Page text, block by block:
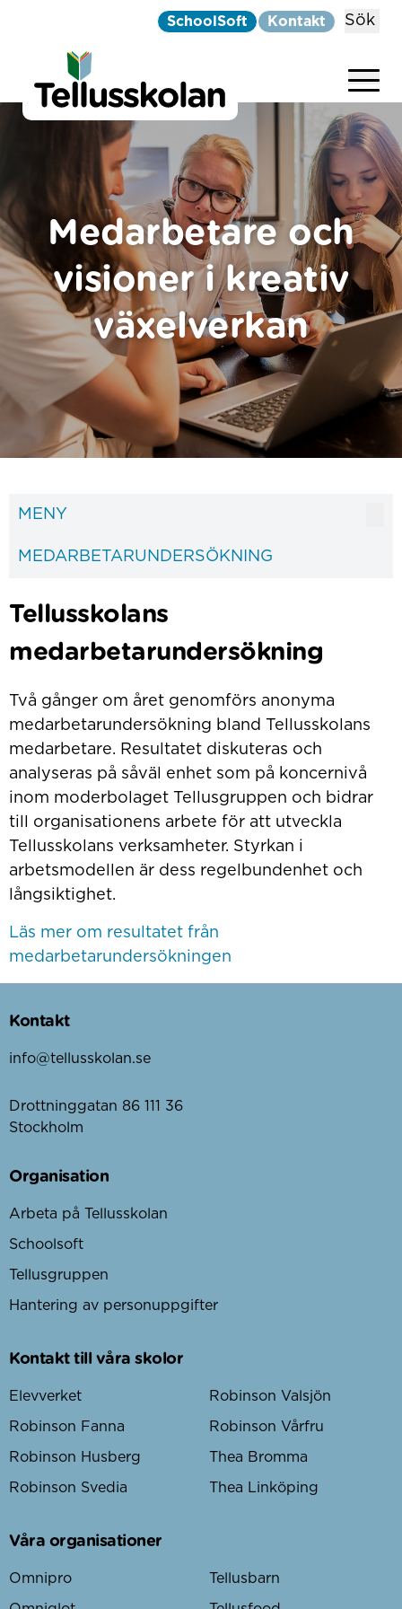
SchoolSoft Kontakt Sök
Hoppa till innehåll
Telluskolan
Medarbetare och
visioner i kreativ
växelverkan
Tellusskolans
medarbetarundersökning
Två gånger om året genomförs anonyma
medarbetarundersökning bland Tellusskolans
medarbetare. Resultatet diskuteras och
analyseras på såväl enhet som på koncernivå
inom moderbolaget Tellusgruppen och bidrar
till organisationens arbete för att utveckla
Tellusskolans verksamheter. Styrkan i
arbetsmodellen är dess regelbundenhet och
långsiktighet.
Läs mer om resultatet från
medarbetarundersökningen
MENY
MEDARBETARUNDERSÖKNING
Kontakt
info@tellusskolan.se
Drottninggatan 86 111 36
Stockholm
Organisation
Arbeta på Tellusskolan
Schoolsoft
Tellusgruppen
Hantering av personuppgifter
Kontakt till våra skolor
Elevverket
Robinson Fanna
Robinson Husberg
Robinson Svedia
Robinson Valsjön
Robinson Vårfru
Thea Bromma
Thea Linköping
Våra organisationer
Omnipro Tellusbarn